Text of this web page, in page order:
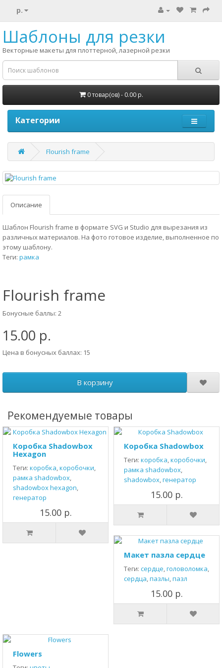
р.
Шаблоны для резки
Векторные макеты для плоттерной, лазерной резки
0 товар(ов) - 0.00 р.
Категории
Flourish frame
Описание
Шаблон Flourish frame в формате SVG и Studio для вырезания из
различных материалов. На фото готовое изделие, выполненное по
этому шаблону.
Теги: рамка
Flourish frame
Бонусные баллы: 2
15.00 р.
Цена в бонусных баллах: 15
В корзину
Рекомендуемые товары
Коробка Shadowbox
Hexagon
Теги: коробка,коробочки,
рамка shadowbox,
shadowbox hexagon,
генератор
15.00 р.
Коробка Shadowbox
Теги: коробка,коробочки,
рамка shadowbox,
shadowbox,генератор
15.00 р.
Макет пазла сердце
Теги: сердце,головоломка,
сердца,пазлы,пазл
15.00 р.
Flowers